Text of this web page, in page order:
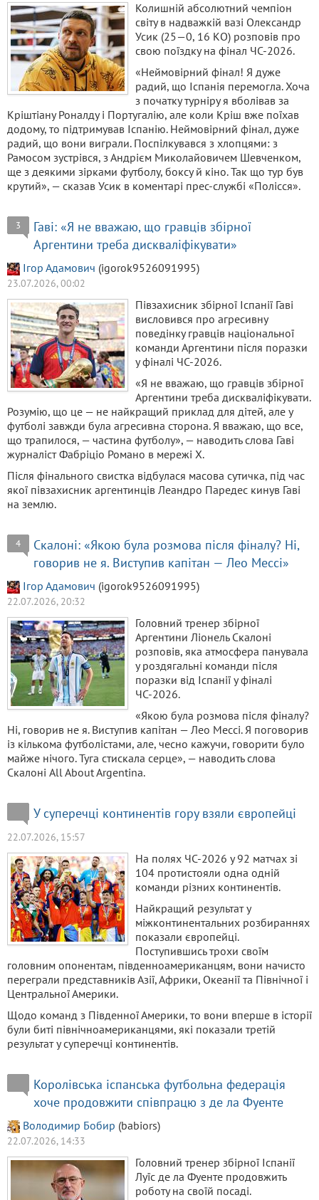
Колишній абсолютний чемпіон
світу в надважкій вазі Олександр
Усик (25—0, 16 КО) розповів про
свою поїздку на фінал ЧС-2026.
«Неймовірний фінал! Я дуже
радий, що Іспанія перемогла. Хоча
з початку турніру я вболівав за
Кріштіану Роналду і Португалію, але коли Кріш вже поїхав
додому, то підтримував Іспанію. Неймовірний фінал, дуже
радий, що вони виграли. Поспілкувався з хлопцями: з
Рамосом зустрівся, з Андрієм Миколайовичем Шевченком,
ще з деякими зірками футболу, боксу й кіно. Так що тур був
крутий», — сказав Усик в коментарі прес-службі «Полісся».
3
Гаві: «Я не вважаю, що гравців збірної
Аргентини треба дискваліфікувати»
Ігор Адамович (igorok9526091995)
23.07.2026, 00:02
Півзахисник збірної Іспанії Гаві
висловився про агресивну
поведінку гравців національної
команди Аргентини після поразки
у фіналі ЧС-2026.
«Я не вважаю, що гравців збірної
Аргентини треба дискваліфікувати.
Розумію, що це — не найкращий приклад для дітей, але у
футболі завжди була агресивна сторона. Я вважаю, що все,
що трапилося, — частина футболу», — наводить слова Гаві
журналіст Фабріціо Романо в мережі X.
Після фінального свистка відбулася масова сутичка, під час
якої півзахисник аргентинців Леандро Паредес кинув Гаві
на землю.
4
Скалоні: «Якою була розмова після фіналу? Ні,
говорив не я. Виступив капітан — Лео Мессі»
Ігор Адамович (igorok9526091995)
22.07.2026, 20:32
Головний тренер збірної
Аргентини Ліонель Скалоні
розповів, яка атмосфера панувала
у роздягальні команди після
поразки від Іспанії у фіналі
ЧС-2026.
«Якою була розмова після фіналу?
Ні, говорив не я. Виступив капітан — Лео Мессі. Я поговорив
із кількома футболістами, але, чесно кажучи, говорити було
майже нічого. Туга стискала серце», — наводить слова
Скалоні All About Argentina.
У суперечці континентів гору взяли європейці
22.07.2026, 15:57
На полях ЧС-2026 у 92 матчах зі
104 протистояли одна одній
команди різних континентів.
Найкращий результат у
міжконтинентальних розбираннях
показали європейці.
Поступившись трохи своїм
головним опонентам, південноамериканцям, вони начисто
переграли представників Азії, Африки, Океанії та Північної і
Центральної Америки.
Щодо команд з Південної Америки, то вони вперше в історії
були биті північноамериканцями, які показали третій
результат у суперечці континентів.
Королівська іспанська футбольна федерація
хоче продовжити співпрацю з де ла Фуенте
Володимир Бобир (babiors)
22.07.2026, 14:33
Головний тренер збірної Іспанії
Луїс де ла Фуенте продовжить
роботу на своїй посаді.